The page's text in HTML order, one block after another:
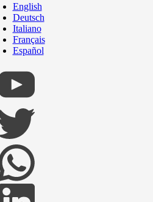
English
Deutsch
Italiano
Français
Español